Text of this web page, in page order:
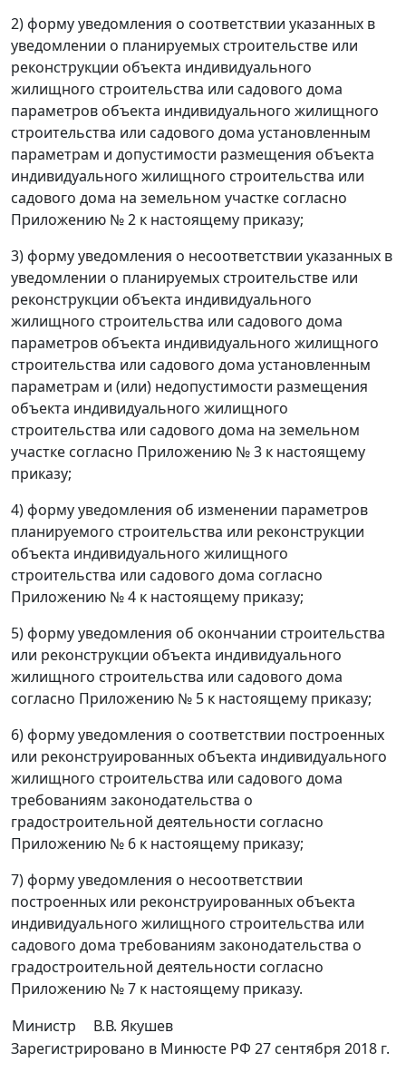
2) форму уведомления о соответствии указанных в
уведомлении о планируемых строительстве или
реконструкции объекта индивидуального
жилищного строительства или садового дома
параметров объекта индивидуального жилищного
строительства или садового дома установленным
параметрам и допустимости размещения объекта
индивидуального жилищного строительства или
садового дома на земельном участке согласно
Приложению № 2 к настоящему приказу;
3) форму уведомления о несоответствии указанных в
уведомлении о планируемых строительстве или
реконструкции объекта индивидуального
жилищного строительства или садового дома
параметров объекта индивидуального жилищного
строительства или садового дома установленным
параметрам и (или) недопустимости размещения
объекта индивидуального жилищного
строительства или садового дома на земельном
участке согласно Приложению № 3 к настоящему
приказу;
4) форму уведомления об изменении параметров
планируемого строительства или реконструкции
объекта индивидуального жилищного
строительства или садового дома согласно
Приложению № 4 к настоящему приказу;
5) форму уведомления об окончании строительства
или реконструкции объекта индивидуального
жилищного строительства или садового дома
согласно Приложению № 5 к настоящему приказу;
6) форму уведомления о соответствии построенных
или реконструированных объекта индивидуального
жилищного строительства или садового дома
требованиям законодательства о
градостроительной деятельности согласно
Приложению № 6 к настоящему приказу;
7) форму уведомления о несоответствии
построенных или реконструированных объекта
индивидуального жилищного строительства или
садового дома требованиям законодательства о
градостроительной деятельности согласно
Приложению № 7 к настоящему приказу.
Министр
В.В. Якушев
Зарегистрировано в Минюсте РФ 27 сентября 2018 г.